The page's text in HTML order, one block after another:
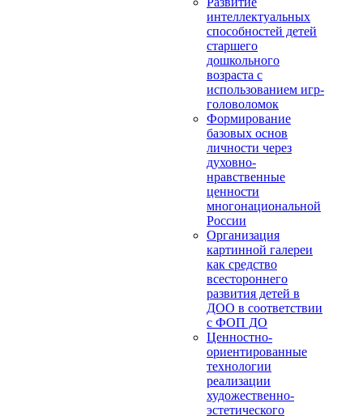
интеллектуальных
способностей детей
старшего
дошкольного
возраста с
использованием игр-
головоломок
Формирование
базовых основ
личности через
духовно-
нравственные
ценности
многонациональной
России
Организация
картинной галереи
как средство
всестороннего
развития детей в
ДОО в соответствии
с ФОП ДО
Ценностно-
ориентированные
технологии
реализации
художественно-
эстетического